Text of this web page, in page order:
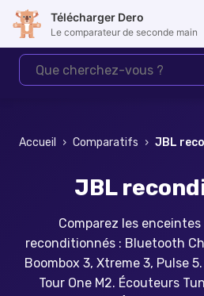
Accueil › Comparatifs › JBL
JBL
Comparez les
reconditionnés : Bluetooth
Boombox 3, Xtreme 3, Pulse
Tour One M2. Écouteurs
Télécharger Dero
Le comparateur de seconde main